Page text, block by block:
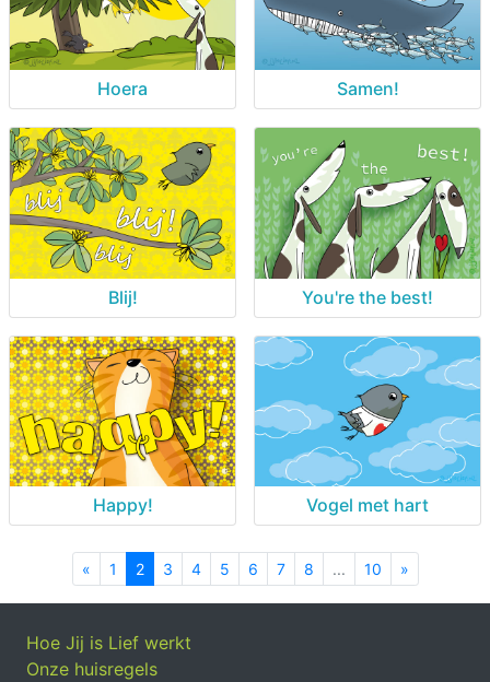
Hoera Samen!
Blij! You're the best!
Happy! Vogel met hart
« Previous
1 2 3 4 5 6 7 8 ... 10 »
Hoe Jij is Lief werkt
Onze huisregels